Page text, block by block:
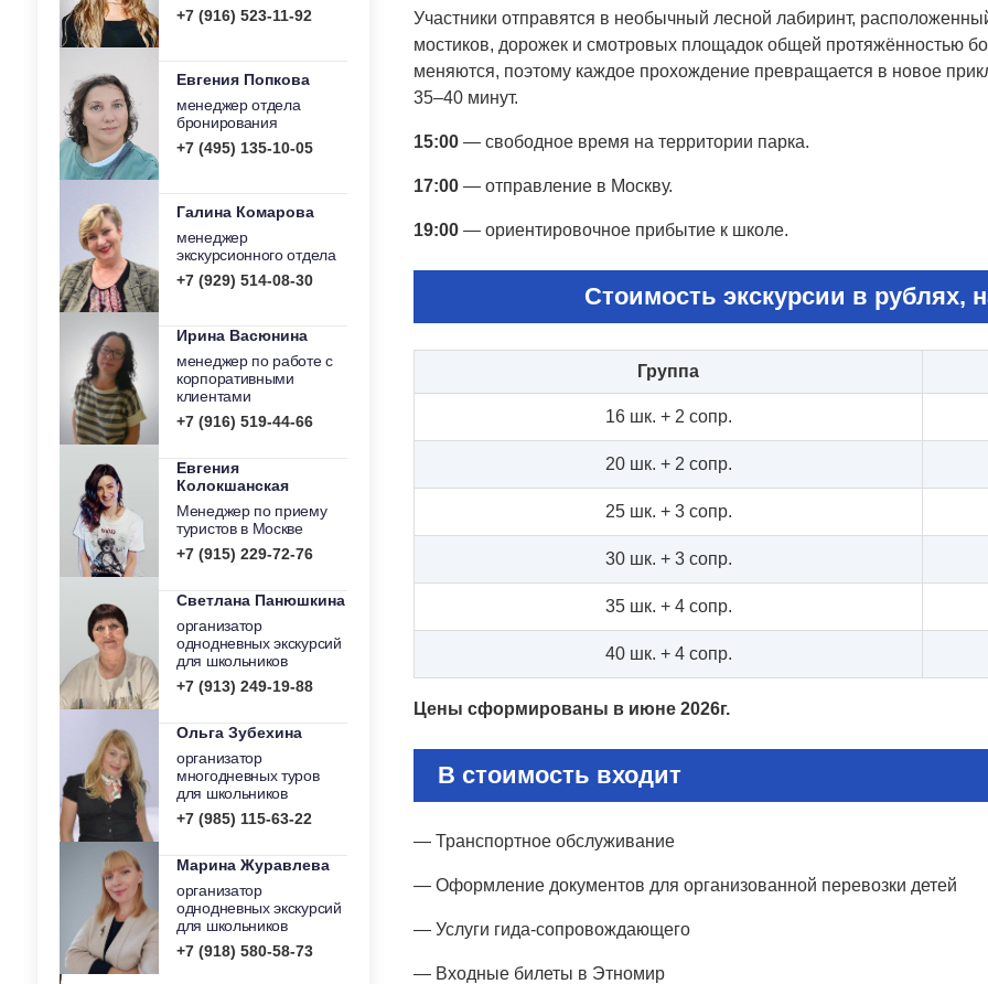
+7 (916) 523-11-92
Евгения Попкова
менеджер отдела
бронирования
+7 (495) 135-10-05
Галина Комарова
менеджер
экскурсионного отдела
+7 (929) 514-08-30
Ирина Васюнина
менеджер по работе с
корпоративными
клиентами
+7 (916) 519-44-66
Евгения
Колокшанская
Менеджер по приему
туристов в Москве
+7 (915) 229-72-76
Светлана Панюшкина
организатор
однодневных экскурсий
для школьников
+7 (913) 249-19-88
Ольга Зубехина
организатор
многодневных туров
для школьников
+7 (985) 115-63-22
Марина Журавлева
организатор
однодневных экскурсий
для школьников
+7 (918) 580-58-73
Участники отправятся в необычный лесной лабиринт,
мостиков, дорожек и смотровых площадок общей протяжённостью
меняются, поэтому каждое прохождение превращается в новое
35–40 минут.
15:00 — свободное время на территории парка.
17:00 — отправление в Москву.
19:00 — ориентировочное прибытие к школе.
Стоимость экскурсии в рублях,
Группа
16 шк. + 2 сопр.
20 шк. + 2 сопр.
25 шк. + 3 сопр.
30 шк. + 3 сопр.
35 шк. + 4 сопр.
40 шк. + 4 сопр.
Цены сформированы в июне 2026г.
В стоимость входит
— Транспортное обслуживание
— Оформление документов для организованной перевозки детей
— Услуги гида-сопровождающего
— Входные билеты в Этномир